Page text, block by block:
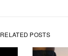
RELATED POSTS